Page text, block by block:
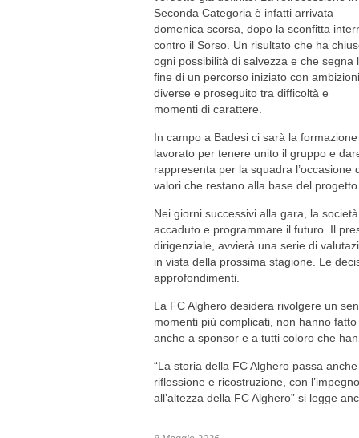
Seconda Categoria è infatti arrivata
domenica scorsa, dopo la sconfitta
contro il Sorso. Un risultato che ha
ogni possibilità di salvezza e che segna
fine di un percorso iniziato con ambizioni
diverse e proseguito tra difficoltà e
momenti di carattere.
In campo a Badesi ci sarà la
lavorato per tenere unito il gruppo e
rappresenta per la squadra
valori che restano alla base del progetto
Nei giorni successivi alla gara, la
accaduto e programmare il futuro. Il
dirigenziale, avvierà una serie di
in vista della prossima stagione. Le
approfondimenti.
La FC Alghero desidera rivolgere un
momenti più complicati, non hanno
anche a sponsor e a tutti coloro che
“La storia della FC Alghero passa
riflessione e ricostruzione, con
all’altezza della FC Alghero” si legge